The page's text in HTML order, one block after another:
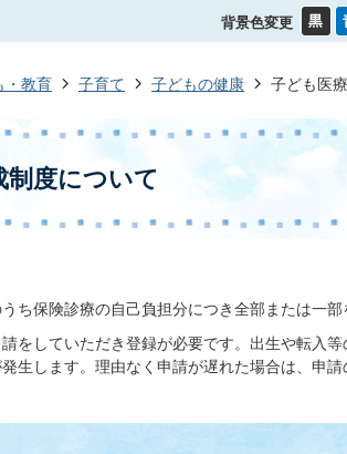
背景色変更
・教育 子育て 子どもの健康 子ども医
制度について
ち保険診療の自己負担分につき全部または一部
をしていただき登録が必要です。出生や転入
生します。理由なく申請が遅れた場合は、申